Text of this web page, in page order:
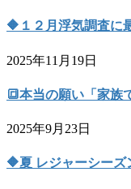
🔶１２月浮気調査に
2025年11月19日
🔳本当の願い「家族
2025年9月23日
🔶夏 レジャーシーズ